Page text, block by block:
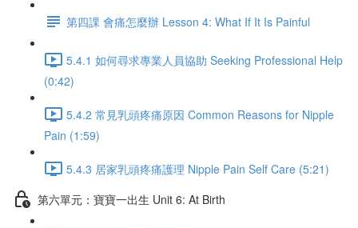
第四課 會痛怎麼辦 Lesson 4: What If It Is Painful
5.4.1 如何尋求專業人員協助 Seeking Professional Help
(0:42)
5.4.2 常見乳頭疼痛原因 Common Reasons for Nipple
Pain (1:59)
5.4.3 居家乳頭疼痛護理 Nipple Pain Self Care (5:21)
第六單元：寶寶一出生 Unit 6: At Birth